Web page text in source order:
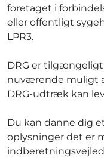
foretaget i
eller offentligt
LPR3.
DRG er tilgængeligt
nuværende muligt
DRG-udtræk kan
Du kan danne dig
oplysninger det er